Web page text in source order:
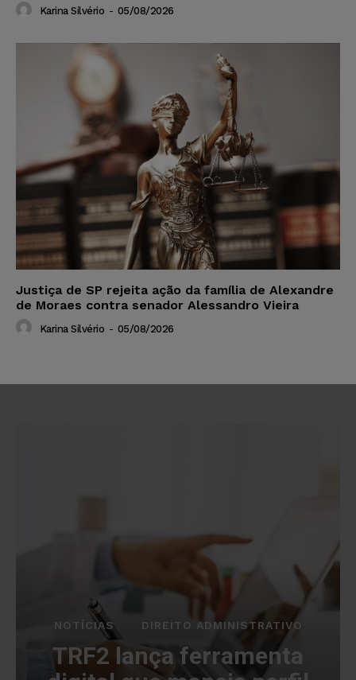
Karina Silvério - 05/08/2026
Justiça de SP rejeita ação da família de Alexandre
de Moraes contra senador Alessandro Vieira
Karina Silvério - 05/08/2026